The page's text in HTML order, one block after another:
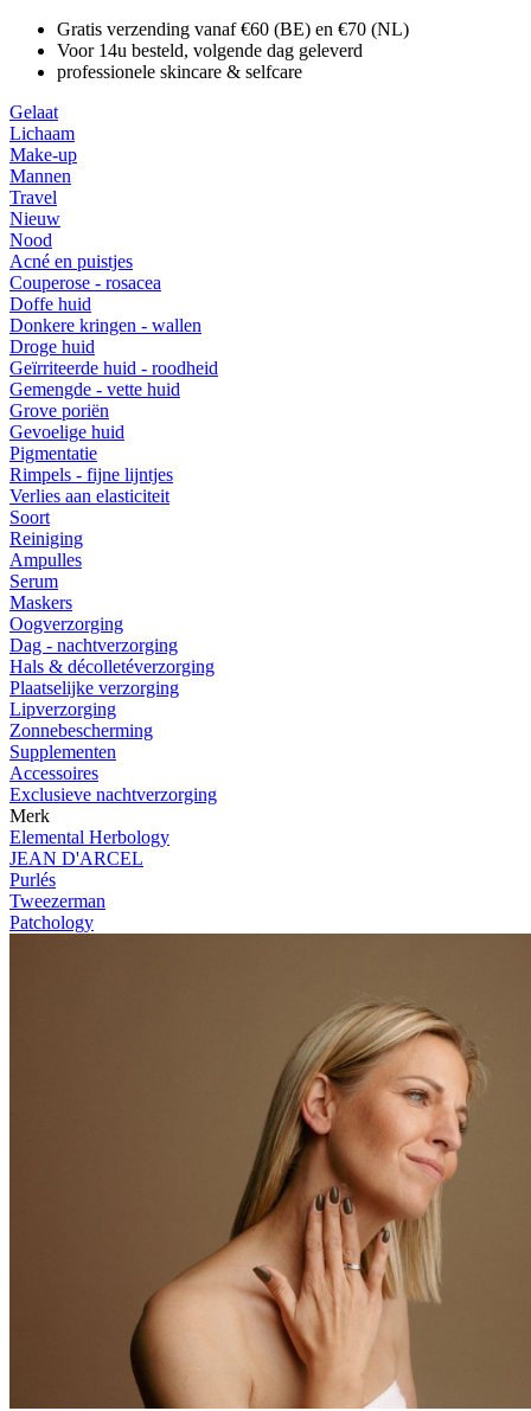
Gratis verzending vanaf €60 (BE) en €70 (NL)
Voor 14u besteld, volgende dag geleverd
professionele skincare & selfcare
Gelaat
Lichaam
Make-up
Mannen
Travel
Nieuw
Nood
Acné en puistjes
Couperose - rosacea
Doffe huid
Donkere kringen - wallen
Droge huid
Geïrriteerde huid - roodheid
Gemengde - vette huid
Grove poriën
Gevoelige huid
Pigmentatie
Rimpels - fijne lijntjes
Verlies aan elasticiteit
Soort
Reiniging
Ampulles
Serum
Maskers
Oogverzorging
Dag - nachtverzorging
Hals & décolletéverzorging
Plaatselijke verzorging
Lipverzorging
Zonnebescherming
Supplementen
Accessoires
Exclusieve nachtverzorging
Merk
Elemental Herbology
JEAN D'ARCEL
Purlés
Tweezerman
Patchology